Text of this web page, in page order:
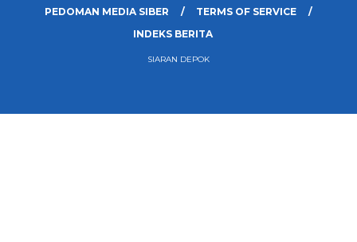
PEDOMAN MEDIA SIBER
TERMS OF SERVICE
INDEKS BERITA
SIARAN DEPOK